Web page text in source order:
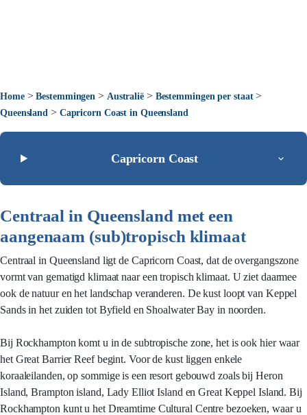
Home>Bestemmingen > Australië> Bestemmingen per staat>
Queensland > Capricorn Coast in Queensland
Capricorn Coast
Centraal in Queensland met een
aangenaam (sub)tropisch klimaat
Centraal in Queensland ligt de Capricorn Coast, dat de overgangszone
vormt van gematigd klimaat naar een tropisch klimaat. U ziet daarmee
ook de natuur en het landschap veranderen. De kust loopt van Keppel
Sands in het zuiden tot Byfield en Shoalwater Bay in noorden.
Bij Rockhampton komt u in de subtropische zone, het is ook hier waar
het Great Barrier Reef begint. Voor de kust liggen enkele
koraaleilanden, op sommige is een resort gebouwd zoals bij Heron
Island, Brampton island, Lady Elliot Island en Great Keppel Island. Bij
Rockhampton kunt u het Dreamtime Cultural Centre bezoeken, waar u